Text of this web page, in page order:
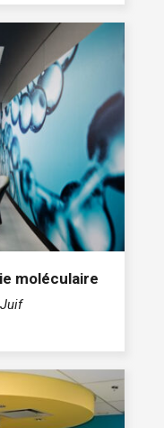
moléculaire